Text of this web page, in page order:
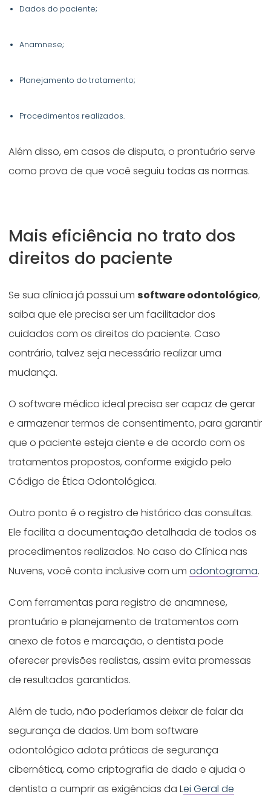
Dados do paciente;
Anamnese;
Planejamento do tratamento;
Procedimentos realizados.
Além disso, em casos de disputa, o prontuário serve
como prova de que você seguiu todas as normas.
Mais eficiência no trato dos
direitos do paciente
Se sua clínica já possui umsoftware odontológico,
saiba que ele precisa ser um facilitador dos
cuidados com os direitos do paciente. Caso
contrário, talvez seja necessário realizar uma
mudança.
O software médico ideal precisa ser capaz de gerar
e armazenar termos de consentimento, para garantir
que o paciente esteja ciente e de acordo com os
tratamentos propostos, conforme exigido pelo
Código de Ética Odontológica.
Outro ponto é o registro de histórico das consultas.
Ele facilita a documentação detalhada de todos os
procedimentos realizados. No caso do Clínica nas
Nuvens, você conta inclusive com umodontograma.
Com ferramentas para registro de anamnese,
prontuário e planejamento de tratamentos com
anexo de fotos e marcação, o dentista pode
oferecer previsões realistas, assim evita promessas
de resultados garantidos.
Além de tudo, não poderíamos deixar de falar da
segurança de dados. Um bom software
odontológico adota práticas de segurança
cibernética, como criptografia de dado e ajuda o
dentista a cumprir as exigências da Lei Geral de